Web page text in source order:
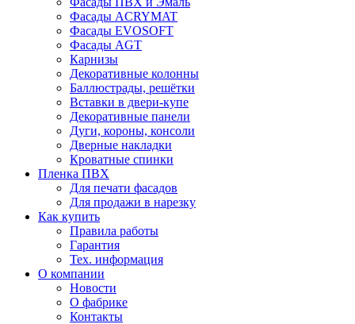
Фасады ACRYMAT
Фасады EVOSOFT
Фасады AGT
Карнизы
Декоративные колонны
Баллюстрады, решётки
Вставки в двери-купе
Декоративные панели
Дуги, короны, консоли
Дверные накладки
Кроватные спинки
Пленка ПВХ
Для печати фасадов
Для продажи в нарезку
Как купить
Правила работы
Гарантия
Тех. информация
О компании
Новости
О фабрике
Контакты